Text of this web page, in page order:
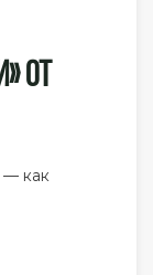
От
— как